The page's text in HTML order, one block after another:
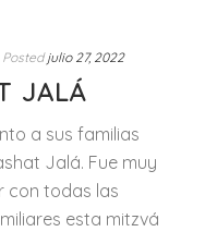
Posted julio 27, 2022
JALÁ
a sus familias
Jalá. Fue muy
con todas las
esta mitzvá